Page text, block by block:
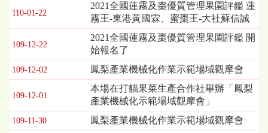
110-01-22
2021全國蓮霧及棗優質管理果園評鑑 蓮
霧王-東港黃國霖、蜜棗王-大社蘇信誠
109-12-22
2021全國蓮霧及棗優質管理果園評鑑 開
始報名了
109-12-02 鳳梨產業機械化作業示範場域觀摩會
109-12-01
本場在打貓果菜生產合作社舉辦「鳳梨
產業機械化示範場域觀摩會」
109-11-30 鳳梨產業機械化作業示範場域觀摩會